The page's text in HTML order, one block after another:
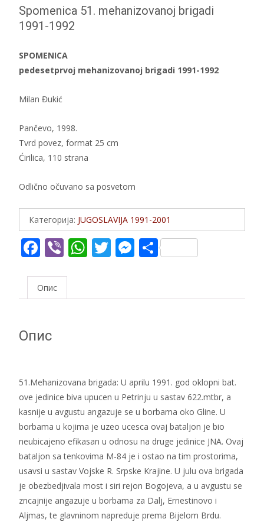
Spomenica 51. mehanizovanoj brigadi
1991-1992
SPOMENICA
pedesetprvoj mehanizovanoj brigadi 1991-1992
Milan Đukić
Pančevo, 1998.
Tvrd povez, format 25 cm
Ćirilica, 110 strana
Odlično očuvano sa posvetom
Категорија: JUGOSLAVIJA 1991-2001
F
e
b
o
Vi
er
W
s
T
er
M
e
S
e
Опис
Опис
51.Mehanizovana brigada: U aprilu 1991. god oklopni bat.
ove jedinice biva upucen u Petrinju u sastav 622.mtbr, a
kasnije u avgustu angazuje se u borbama oko Gline. U
borbama u kojima je uzeo ucesca ovaj bataljon je bio
neubicajeno efikasan u odnosu na druge jedinice JNA. Ovaj
bataljon sa tenkovima M-84 je i ostao na tim prostorima,
usavsi u sastav Vojske R. Srpske Krajine. U julu ova brigada
je obezbedjivala most i siri rejon Bogojeva, a u avgustu se
zncajnije angazuje u borbama za Dalj, Ernestinovo i
Aljmas, te glavninom napreduje prema Bijelom Brdu.